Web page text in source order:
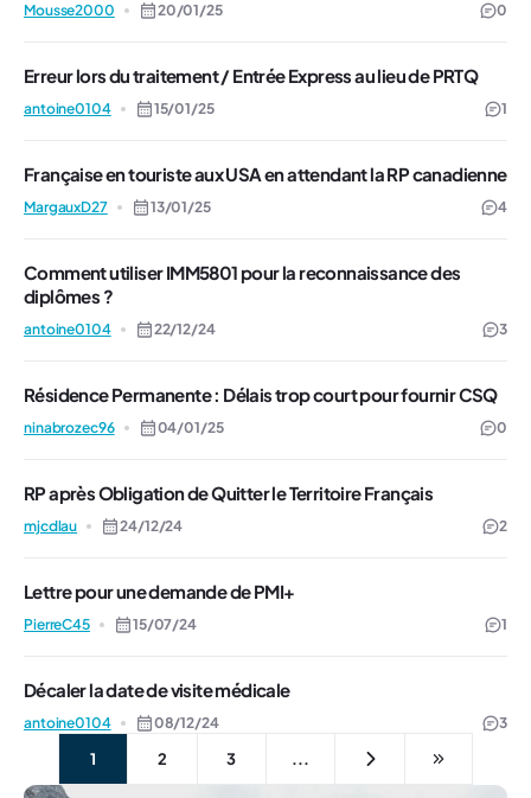
Mousse2000 20/01/25 0
Erreur lors du traitement / Entrée Express au lieu de PRTQ
antoine0104 15/01/25 1
Française en touriste aux USA en attendant la RP canadienne
MargauxD27 13/01/25 4
Comment utiliser IMM5801 pour la reconnaissance des
diplômes ?
antoine0104 22/12/24 3
Résidence Permanente : Délais trop court pour fournir CSQ
ninabrozec96 04/01/25 0
RP après Obligation de Quitter le Territoire Français
mjcdlau 24/12/24 2
Lettre pour une demande de PMI+
PierreC45 15/07/24 1
Décaler la date de visite médicale
antoine0104 08/12/24 3
1 2 3 ...